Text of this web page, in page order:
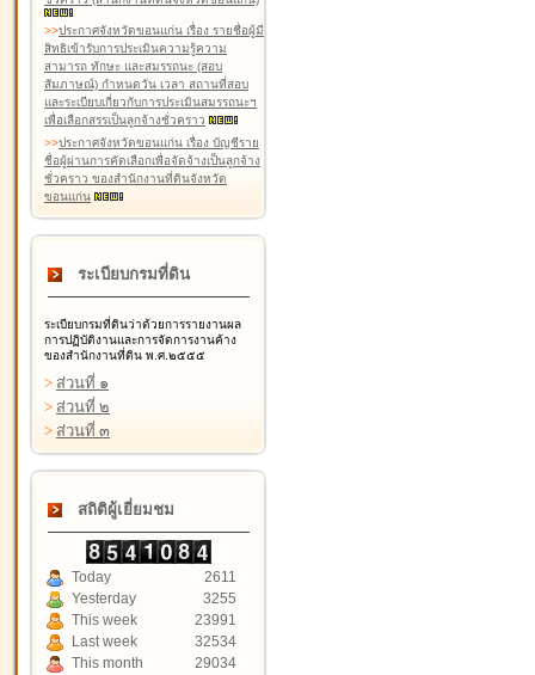
>>ประกาศจังหวัดขอนแก่น เรื่อง รายชื่อผู้มี
สิทธิเข้ารับการประเมินความรู้ความ
สามารถ ทักษะ และสมรรถนะ (สอบ
สัมภาษณ์) กำหนดวัน เวลา สถานที่สอบ
และระเบียบเกี่ยวกับการประเมินสมรรถนะฯ
เพื่อเลือกสรรเป็นลูกจ้างชั่วคราว
>>ประกาศจังหวัดขอนแก่น เรื่อง บัญชีราย
ชื่อผู้ผ่านการคัดเลือกเพื่อจัดจ้างเป็นลูกจ้าง
ชั่วคราว ของสำนักงานที่ดินจังหวัด
ขอนแก่น
ระเบียบกรมที่ดิน
ระเบียบกรมที่ดินว่าด้วยการรายงานผล
การปฏิบัติงานและการจัดการงานค้าง
ของสำนักงานที่ดิน พ.ศ.๒๕๕๕
> ส่วนที่ ๑
> ส่วนที่ ๒
> ส่วนที่ ๓
สถิติผู้เยี่ยมชม
Today
2611
Yesterday
3255
This week
23991
Last week
32534
This month
29034